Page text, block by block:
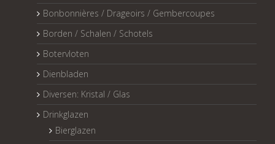
Bonbonnières / Drageoirs / Gembercoupes
Borden / Schalen / Schotels
Botervloten
Dienbladen
Diversen: Kristal / Glas
Drinkglazen
Bierglazen